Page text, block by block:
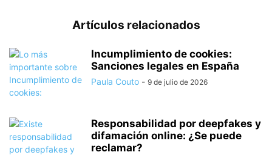
Artículos relacionados
Incumplimiento de cookies:
Sanciones legales en España
Paula Couto - 9 de julio de 2026
Responsabilidad por deepfakes y
difamación online: ¿Se puede
reclamar?